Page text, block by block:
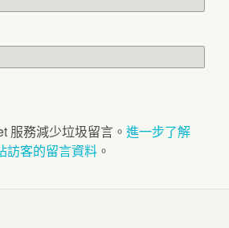
服務減少垃圾留言。 進一步了解
訪客的留言資料 。